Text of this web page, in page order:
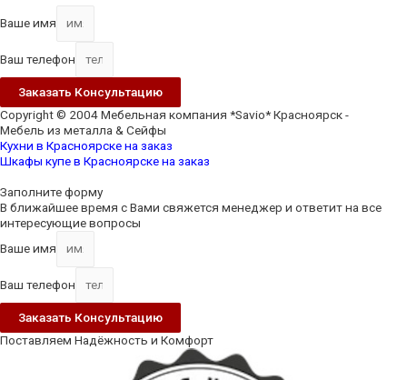
Ваше имя
Ваш телефон
Заказать Консультацию
Copyright © 2004 Мебельная компания *Savio* Красноярск -
Мебель из металла & Сейфы
Кухни в Красноярске на заказ
Шкафы купе в Красноярске на заказ
Заполните форму
В ближайшее время с Вами свяжется менеджер и ответит на все
интересующие вопросы
Ваше имя
Ваш телефон
Заказать Консультацию
Поставляем Надёжность и Комфорт